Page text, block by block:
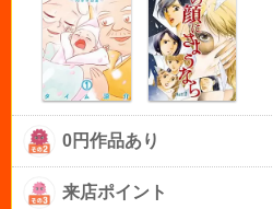
0円作品あり
来店ポイント